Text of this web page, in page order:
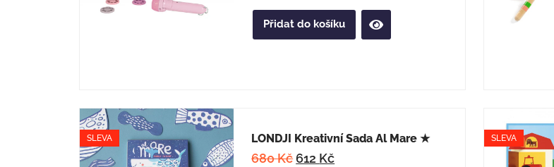
Přidat do košíku
SLEVA LONDJI Kreativní Sada Al Mare ★
680Kč 612 Kč
SLEVA